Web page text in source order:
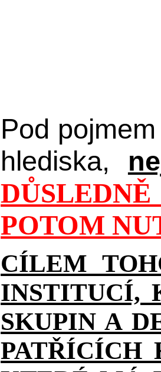
Pod pojmem
hlediska,
POTOM
CÍLEM
INSTITUCÍ,
SKUPIN A
PATŘÍCÍCH